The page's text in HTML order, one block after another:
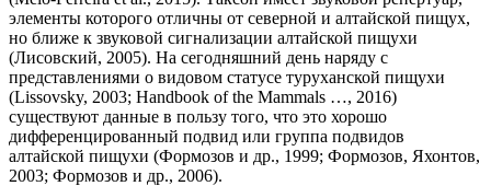
элементы которого отличны от северной и алтайской пищух,
но ближе к звуковой сигнализации алтайской пищухи
(Лисовский, 2005). На сегодняшний день наряду с
представлениями о видовом статусе туруханской пищухи
(Lissovsky, 2003; Handbook of the Mammals …, 2016)
существуют данные в пользу того, что это хорошо
дифференцированный подвид или группа подвидов
алтайской пищухи (Формозов и др., 1999; Формозов, Яхонтов,
2003; Формозов и др., 2006).